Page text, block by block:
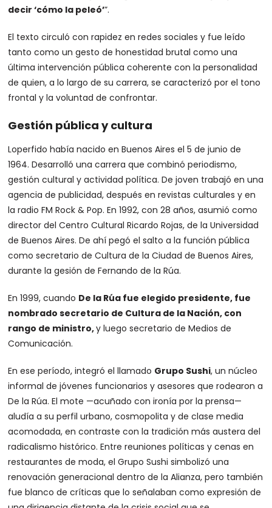
decir ‘cómo la peleó’”.
El texto circuló con rapidez en redes sociales y fue leído
tanto como un gesto de honestidad brutal como una
última intervención pública coherente con la personalidad
de quien, a lo largo de su carrera, se caracterizó por el tono
frontal y la voluntad de confrontar.
Gestión pública y cultura
Loperfido había nacido en Buenos Aires el 5 de junio de
1964. Desarrolló una carrera que combinó periodismo,
gestión cultural y actividad política. De joven trabajó en una
agencia de publicidad, después en revistas culturales y en
la radio FM Rock & Pop. En 1992, con 28 años, asumió como
director del Centro Cultural Ricardo Rojas, de la Universidad
de Buenos Aires. De ahí pegó el salto a la función pública
como secretario de Cultura de la Ciudad de Buenos Aires,
durante la gesión de Fernando de la Rúa.
En 1999, cuando De la Rúa fue elegido presidente, fue
nombrado secretario de Cultura de la Nación, con
rango de ministro,y luego secretario de Medios de
Comunicación.
En ese período, integró el llamado Grupo Sushi, un núcleo
informal de jóvenes funcionarios y asesores que rodearon a
De la Rúa. El mote —acuñado con ironía por la prensa—
aludía a su perfil urbano, cosmopolita y de clase media
acomodada, en contraste con la tradición más austera del
radicalismo histórico. Entre reuniones políticas y cenas en
restaurantes de moda, el Grupo Sushi simbolizó una
renovación generacional dentro de la Alianza, pero también
fue blanco de críticas que lo señalaban como expresión de